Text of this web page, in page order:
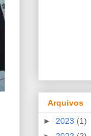
Arquivos
► 2023 (1)